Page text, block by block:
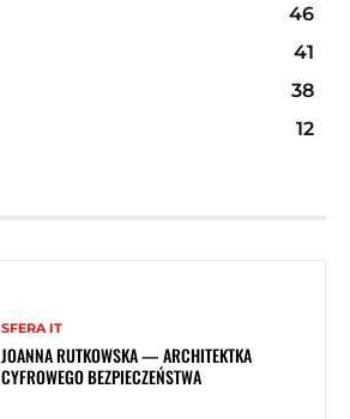
46
41
38
12
SFERA IT
JOANNA RUTKOWSKA — ARCHITEKTKA
CYFROWEGO BEZPIECZEŃSTWA